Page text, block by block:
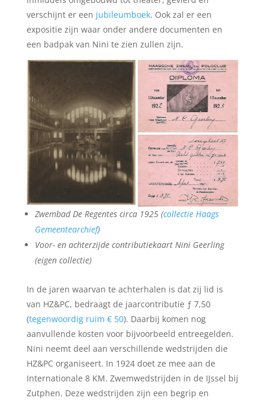
verschijnt er een jubileumboek. Ook zal er een
expositie zijn waar onder andere documenten en
een badpak van Nini te zien zullen zijn.
Zwembad De Regentes circa 1925 (collectie Haags
Gemeentearchief)
Voor- en achterzijde contributiekaart Nini Geerling
(eigen collectie)
In de jaren waarvan te achterhalen is dat zij lid is
van HZ&PC, bedraagt de jaarcontributie ƒ 7,50
(tegenwoordig ruim € 50). Daarbij komen nog
aanvullende kosten voor bijvoorbeeld entreegelden.
Nini neemt deel aan verschillende wedstrijden die
HZ&PC organiseert. In 1924 doet ze mee aan de
Internationale 8 KM. Zwemwedstrijden in de IJssel bij
Zutphen. Deze wedstrijden zijn een begrip en